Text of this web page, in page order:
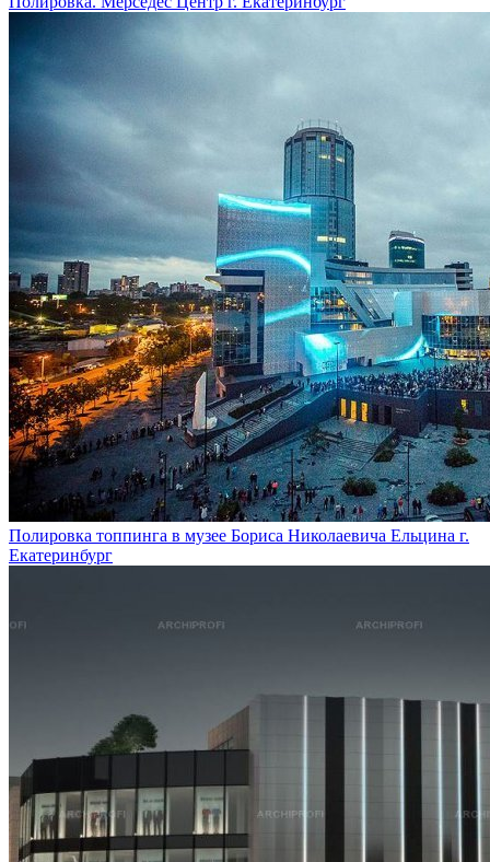
Полировка топпинга в музее Бориса Николаевича Ельцина г.
Екатеринбург